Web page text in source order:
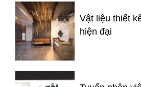
Vật liệu thiết
hiện đại